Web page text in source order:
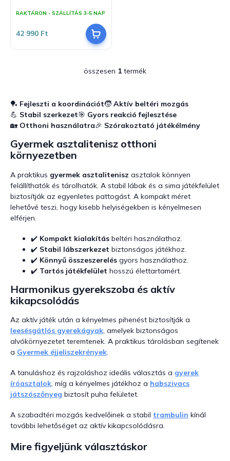
RAKTÁRON - SZÁLLÍTÁS 3-5 NAP
42 990 Ft
L
t
a
i
á
í
t
á
s
e
m
e
i
összesen 1 termék
🏓 Fejleszti a koordinációt🧒 Aktív beltéri mozgás
💪 Stabil szerkezet🎯 Gyors reakció fejlesztése
🏡 Otthoni használatra🎉 Szórakoztató játékélmény
Gyermek asztalitenisz otthoni
környezetben
A praktikus gyermek asztalitenisz asztalok könnyen
felállíthatók és tárolhatók. A stabil lábak és a sima játékfelület
biztosítják az egyenletes pattogást. A kompakt méret
lehetővé teszi, hogy kisebb helyiségekben is kényelmesen
elférjen.
✔️ Kompakt kialakítás beltéri használathoz.
✔️ Stabil lábszerkezet biztonságos játékhoz.
✔️ Könnyű összeszerelés gyors használathoz.
✔️ Tartós játékfelület hosszú élettartamért.
Harmonikus gyerekszoba és aktív
kikapcsolódás
Az aktív játék után a kényelmes pihenést biztosítják a
leesésgátlós gyerekágyak, amelyek biztonságos
alvókörnyezetet teremtenek. A praktikus tárolásban segítenek
a Gyermek éjjeliszekrények.
A tanuláshoz és rajzoláshoz ideális választás a gyerek
íróasztalok, míg a kényelmes játékhoz a habszivacs
játszószőnyeg biztosít puha felületet.
A szabadtéri mozgás kedvelőinek a stabil trambulin kínál
további lehetőséget az aktív kikapcsolódásra.
Mire figyeljünk választáskor